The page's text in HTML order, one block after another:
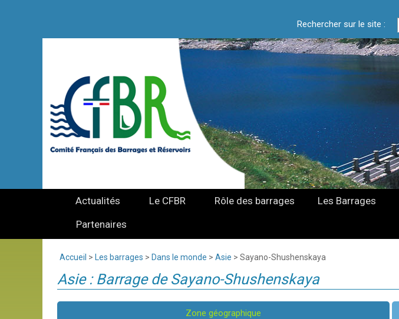
Rechercher sur le site :
Actualités Le CFBR Rôle des barrages Les Barrages
Partenaires
Accueil > Les barrages > Dans le monde > Asie > Sayano-Shushenskaya
Asie : Barrage de Sayano-Shushenskaya
Zone géographique